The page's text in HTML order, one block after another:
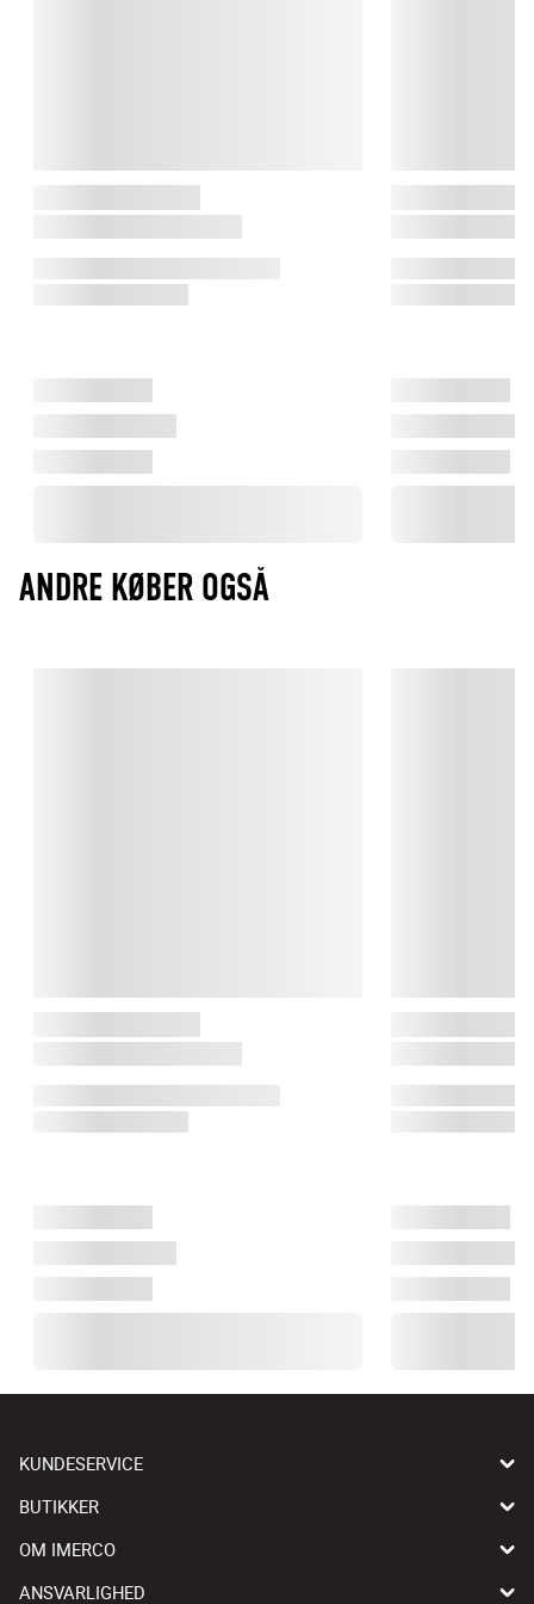
ANDRE KØBER OGSÅ
KUNDESERVICE
BUTIKKER
OM IMERCO
ANSVARLIGHED